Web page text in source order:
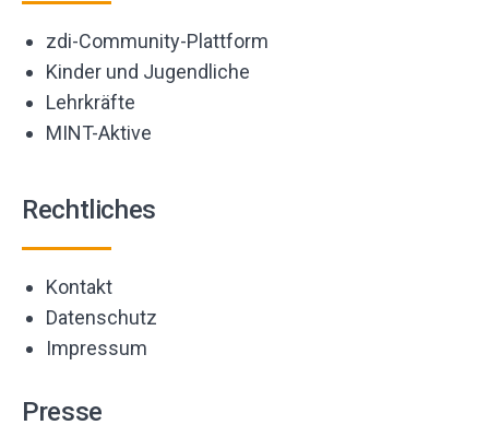
zdi-Community-Plattform
Kinder und Jugendliche
Lehrkräfte
MINT-Aktive
Rechtliches
Kontakt
Datenschutz
Impressum
Presse